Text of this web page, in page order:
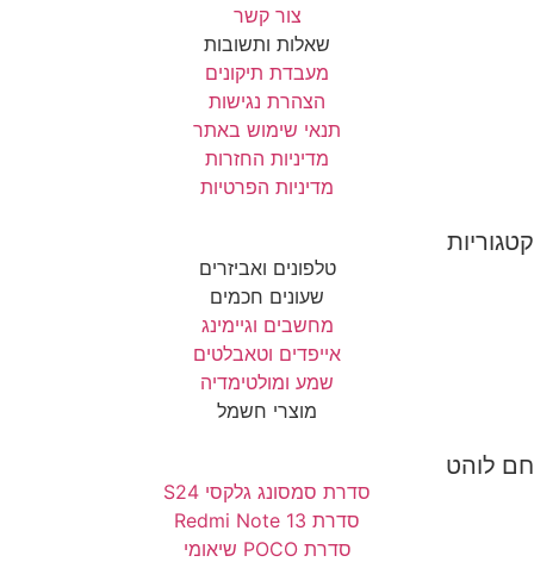
צור קשר
שאלות ותשובות
מעבדת תיקונים
הצהרת נגישות
תנאי שימוש באתר
מדיניות החזרות
מדיניות הפרטיות
קטגוריות
טלפונים ואביזרים
שעונים חכמים
מחשבים וגיימינג
אייפדים וטאבלטים
שמע ומולטימדיה
מוצרי חשמל
חם לוהט
סדרת סמסונג גלקסי S24
סדרת Redmi Note 13
סדרת POCO שיאומי